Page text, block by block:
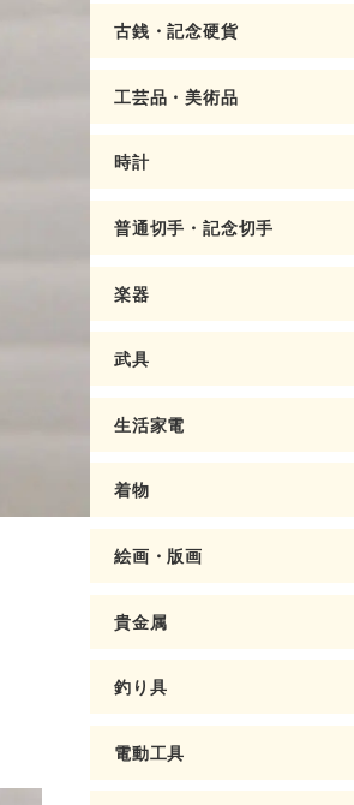
古銭・記念硬貨
工芸品・美術品
時計
普通切手・記念切手
楽器
武具
生活家電
着物
絵画・版画
貴金属
釣り具
電動工具